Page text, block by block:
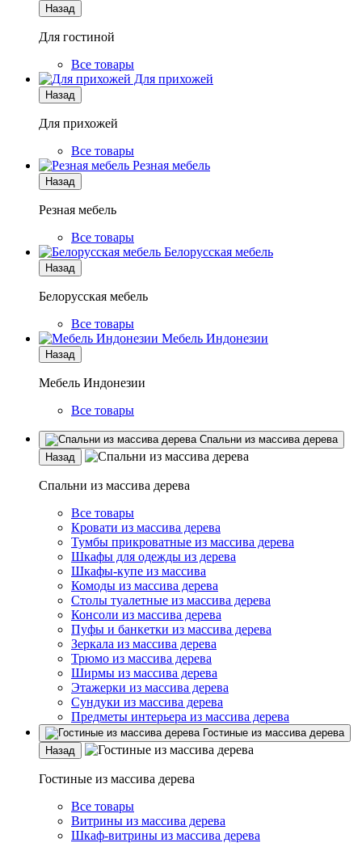
Назад
Для гостиной
Все товары
Для прихожей
Назад
Для прихожей
Все товары
Резная мебель
Назад
Резная мебель
Все товары
Белорусская мебель
Назад
Белорусская мебель
Все товары
Мебель Индонезии
Назад
Мебель Индонезии
Все товары
Спальни из массива дерева
Назад
Спальни из массива дерева
Все товары
Кровати из массива дерева
Тумбы прикроватные из массива дерева
Шкафы для одежды из дерева
Шкафы-купе из массива
Комоды из массива дерева
Столы туалетные из массива дерева
Консоли из массива дерева
Пуфы и банкетки из массива дерева
Зеркала из массива дерева
Трюмо из массива дерева
Ширмы из массива дерева
Этажерки из массива дерева
Сундуки из массива дерева
Предметы интерьера из массива дерева
Гостиные из массива дерева
Назад
Гостиные из массива дерева
Все товары
Витрины из массива дерева
Шкаф-витрины из массива дерева